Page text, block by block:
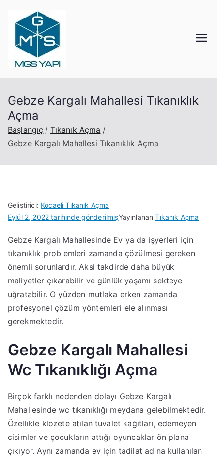
Gebze Kargalı Mahallesi Tıkanıklık
Açma
Başlangıç
Tıkanık Açma
Gebze Kargalı Mahallesi Tıkanıklık Açma
Geliştirici: Kocaeli Tıkanık Açma
Eylül 2, 2022 tarihinde gönderilmişYayınlananTıkanık Açma
Gebze Kargalı Mahallesinde Ev ya da işyerleri için
tıkanıklık problemleri zamanda çözülmesi gereken
önemli sorunlardır. Aksi takdirde daha büyük
maliyetler çıkarabilir ve günlük yaşamı sekteye
uğratabilir. O yüzden mutlaka erken zamanda
profesyonel çözüm yöntemleri ele alınması
gerekmektedir.
Gebze Kargalı Mahallesi
Wc Tıkanıklığı Açma
Birçok farklı nedenden dolayı Gebze Kargalı
Mahallesinde wc tıkanıklığı meydana gelebilmektedir.
Özellikle klozete atılan tuvalet kağıtları, edemeyen
cisimler ve çocukların attığı oyuncaklar ön plana
çıkıyor. Aynı zamanda ev için tadilat adına kullanılan